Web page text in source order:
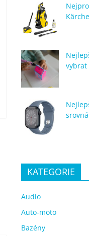
vybrat
KATEGORIE
Audio
Auto-moto
Bazény